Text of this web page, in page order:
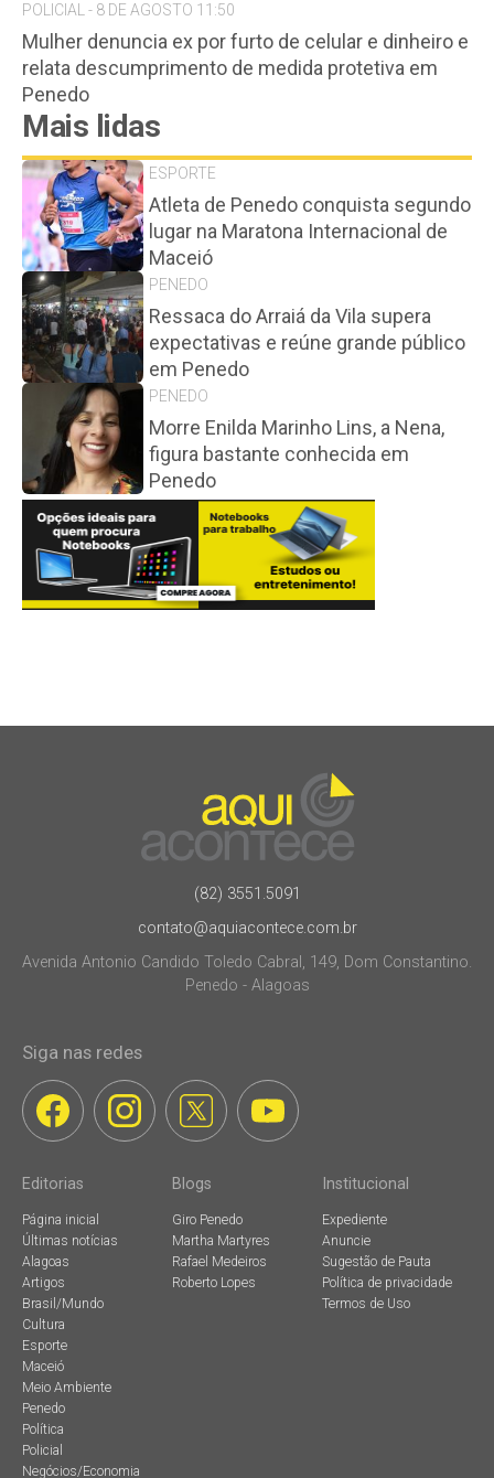
POLICIAL - 8 DE AGOSTO 11:50
Mulher denuncia ex por furto de celular e dinheiro e
relata descumprimento de medida protetiva em
Penedo
Mais lidas
ESPORTE
Atleta de Penedo conquista segundo
lugar na Maratona Internacional de
Maceió
PENEDO
Ressaca do Arraiá da Vila supera
expectativas e reúne grande público
em Penedo
PENEDO
Morre Enilda Marinho Lins, a Nena,
figura bastante conhecida em
Penedo
(82) 3551.5091
contato@aquiacontece.com.br
Avenida Antonio Candido Toledo Cabral, 149, Dom Constantino.
Penedo - Alagoas
Siga nas redes
Editorias
Página inicial
Últimas notícias
Alagoas
Artigos
Brasil/Mundo
Cultura
Esporte
Maceió
Meio Ambiente
Penedo
Política
Policial
Negócios/Economia
Blogs
Giro Penedo
Martha Martyres
Rafael Medeiros
Roberto Lopes
Institucional
Expediente
Anuncie
Sugestão de Pauta
Política de privacidade
Termos de Uso